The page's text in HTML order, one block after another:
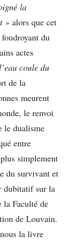
la
» alors que cet
du
actes
coule du
de la
meurent
le renvoi
le dualisme
entre
simplement
du survivant et
dubitatif sur la
la Faculté de
de Louvain.
la livre